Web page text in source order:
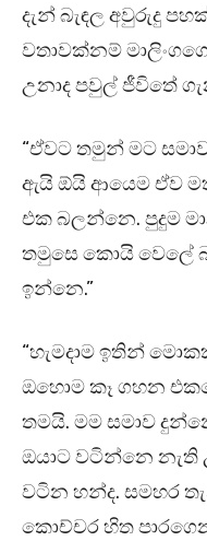
දැන් බැඳල අවුරුදු
වතාවක්නම්
උනාද පවුල් ජීවිතේ
“ඒවට තමුන් මට
ඇයි ඕයි ආයෙම ඒව
එක බලන්නෙ. පුදුම
තමුසෙ කොයි වෙලේ
ඉන්නෙ.”
“හැමදාම ඉතින්
ඔහොම කෑ ගහන
තමයි. මම සමාව
ඔයාට වටින්නෙ නැති
වටින හන්ද. සමහර
කොච්චර හිත